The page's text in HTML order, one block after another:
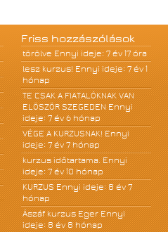
Friss hozzászólások
törölve Ennyi ideje: 7 év 17 óra
lesz kurzus! Ennyi ideje: 7 év 1
hónap
TE CSAK A FIATALÓKNAK VAN
ELÖSZÖR SZEGEDEN Ennyi
ideje: 7 év 6 hónap
VÉGE A KURZUSNAK! Ennyi
ideje: 7 év 7 hónap
kurzus időtartama. Ennyi
ideje: 7 év 10 hónap
KURZUS Ennyi ideje: 8 év 7
hónap
Ászáf kurzus Eger Ennyi
ideje: 8 év 8 hónap